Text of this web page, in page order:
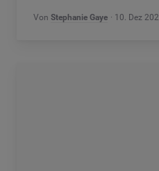
Von Stephanie Gaye 10. Dez